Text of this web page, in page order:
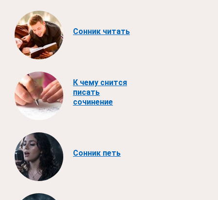
Сонник читать
К чему снится
писать
сочинение
Сонник петь